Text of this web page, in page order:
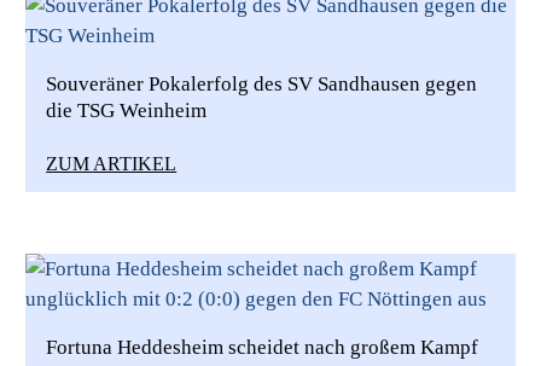
Souveräner Pokalerfolg des SV Sandhausen gegen
die TSG Weinheim
ZUM ARTIKEL
Fortuna Heddesheim scheidet nach großem Kampf